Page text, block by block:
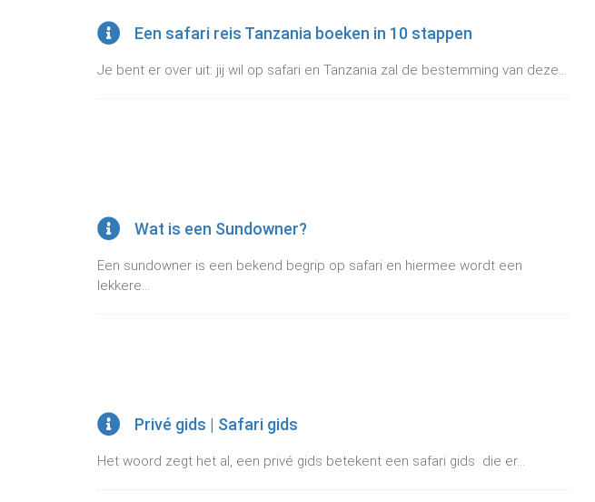
Een safari reis Tanzania boeken in 10 stappen
Je bent er over uit: jij wil op safari en Tanzania zal de bestemming van deze...
Wat is een Sundowner?
Een sundowner is een bekend begrip op safari en hiermee wordt een
lekkere...
Privé gids | Safari gids
Het woord zegt het al, een privé gids betekent een safari gids die er...